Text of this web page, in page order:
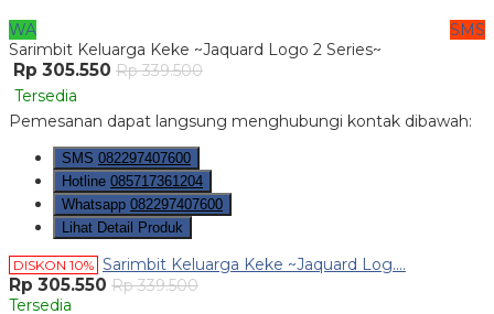
WA
SMS
Sarimbit Keluarga Keke ~Jaquard Logo 2 Series~
Rp 305.550 Rp 339.500
Tersedia
Pemesanan dapat langsung menghubungi kontak dibawah:
SMS 082297407600
Hotline 085717361204
Whatsapp 082297407600
Lihat Detail Produk
DISKON 10% Sarimbit Keluarga Keke ~Jaquard Log....
Rp 305.550 Rp 339.500
Tersedia